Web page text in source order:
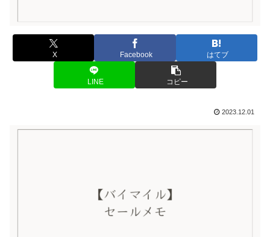
X Facebook はてブ
LINE コピー
2023.12.01